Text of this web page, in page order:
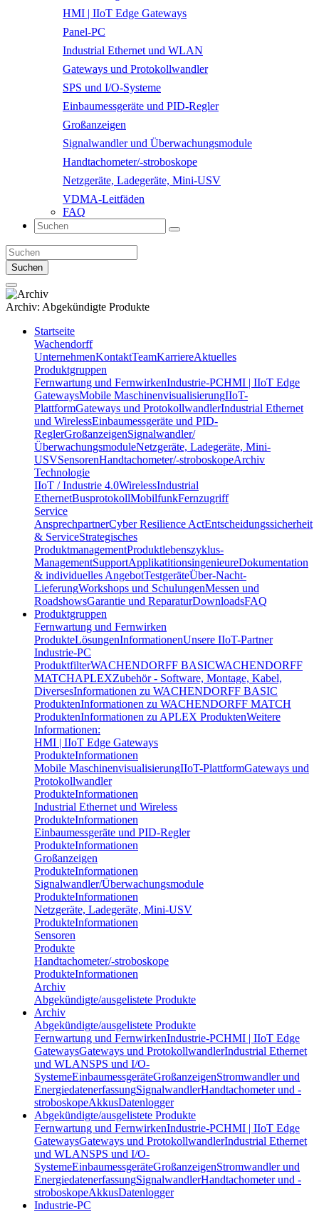
HMI | IIoT Edge Gateways
Panel-PC
Industrial Ethernet und WLAN
Gateways und Protokollwandler
SPS und I/O-Systeme
Einbaumessgeräte und PID-Regler
Großanzeigen
Signalwandler und Überwachungsmodule
Handtachometer/-stroboskope
Netzgeräte, Ladegeräte, Mini-USV
VDMA-Leitfäden
FAQ
Suchen
Archiv: Abgekündigte Produkte
Startseite
Wachendorff
UnternehmenKontaktTeamKarriereAktuelles
Produktgruppen
Fernwartung und FernwirkenIndustrie-PCHMI | IIoT Edge
GatewaysMobile MaschinenvisualisierungIIoT-
PlattformGateways und ProtokollwandlerIndustrial Ethernet
und WirelessEinbaumessgeräte und PID-
ReglerGroßanzeigenSignalwandler/
ÜberwachungsmoduleNetzgeräte, Ladegeräte, Mini-
USVSensorenHandtachometer/-stroboskopeArchiv
Technologie
IIoT / Industrie 4.0WirelessIndustrial
EthernetBusprotokollMobilfunkFernzugriff
Service
AnsprechpartnerCyber Resilience ActEntscheidungssicherheit
& ServiceStrategisches
ProduktmanagementProduktlebenszyklus-
ManagementSupportApplikatitionsingenieureDokumentation
& individuelles AngebotTestgeräteÜber-Nacht-
LieferungWorkshops und SchulungenMessen und
RoadshowsGarantie und ReparaturDownloadsFAQ
Produktgruppen
Fernwartung und Fernwirken
ProdukteLösungenInformationenUnsere IIoT-Partner
Industrie-PC
ProduktfilterWACHENDORFF BASICWACHENDORFF
MATCHAPLEXZubehör - Software, Montage, Kabel,
DiversesInformationen zu WACHENDORFF BASIC
ProduktenInformationen zu WACHENDORFF MATCH
ProduktenInformationen zu APLEX ProduktenWeitere
Informationen:
HMI | IIoT Edge Gateways
ProdukteInformationen
Mobile MaschinenvisualisierungIIoT-PlattformGateways und
Protokollwandler
ProdukteInformationen
Industrial Ethernet und Wireless
ProdukteInformationen
Einbaumessgeräte und PID-Regler
ProdukteInformationen
Großanzeigen
ProdukteInformationen
Signalwandler/Überwachungsmodule
ProdukteInformationen
Netzgeräte, Ladegeräte, Mini-USV
ProdukteInformationen
Sensoren
Produkte
Handtachometer/-stroboskope
ProdukteInformationen
Archiv
Abgekündigte/ausgelistete Produkte
Archiv
Abgekündigte/ausgelistete Produkte
Fernwartung und FernwirkenIndustrie-PCHMI | IIoT Edge
GatewaysGateways und ProtokollwandlerIndustrial Ethernet
und WLANSPS und I/O-
SystemeEinbaumessgeräteGroßanzeigenStromwandler und
EnergiedatenerfassungSignalwandlerHandtachometer und -
stroboskopeAkkusDatenlogger
Abgekündigte/ausgelistete Produkte
Fernwartung und FernwirkenIndustrie-PCHMI | IIoT Edge
GatewaysGateways und ProtokollwandlerIndustrial Ethernet
und WLANSPS und I/O-
SystemeEinbaumessgeräteGroßanzeigenStromwandler und
EnergiedatenerfassungSignalwandlerHandtachometer und -
stroboskopeAkkusDatenlogger
Industrie-PC